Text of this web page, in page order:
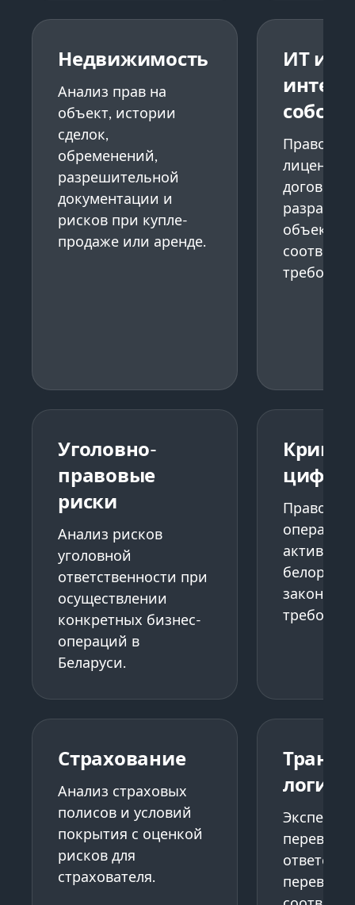
Недвижимость
Анализ прав на
объект, истории
сделок,
обременений,
разрешительной
документации и
рисков при купле-
продаже или аренде.
ИТ и
Правовая
объекты
Уголовно-
правовые
риски
Анализ рисков
уголовной
ответственности при
осуществлении
конкретных бизнес-
операций в
Беларуси.
активами
Страхование
Анализ страховых
полисов и условий
покрытия с оценкой
рисков для
страхователя.